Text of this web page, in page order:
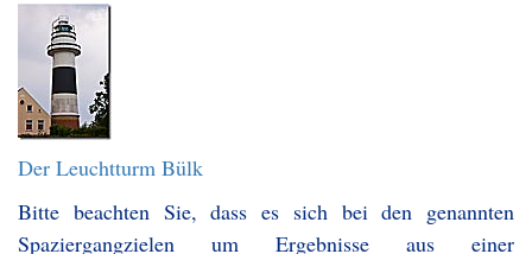
Der Leuchtturm Bülk
Bitte beachten Sie, dass es sich bei den genannten
Spaziergangzielen um Ergebnisse aus einer